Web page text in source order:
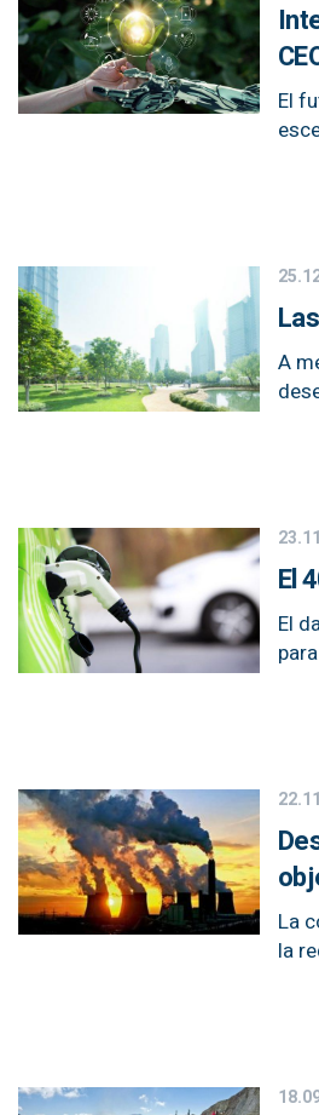
El
A
El
El
La
la